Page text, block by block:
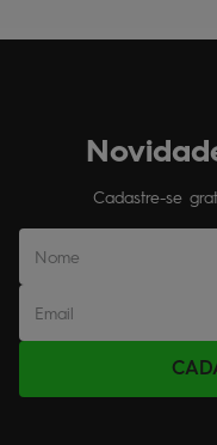
Cadastre-se